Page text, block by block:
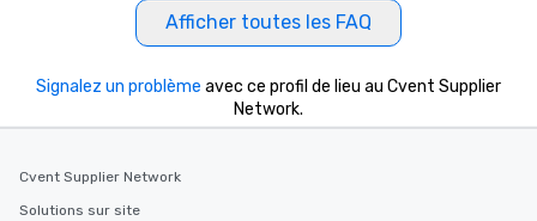
Afficher toutes les FAQ
Signalez un problème avec ce profil de lieu au Cvent Supplier
Network.
Cvent Supplier Network
Solutions sur site